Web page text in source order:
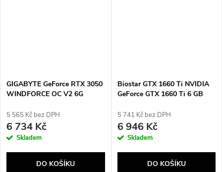
GIGABYTE GeForce RTX 3050
WINDFORCE OC V2 6G
5 565 Kč bez DPH
6 734 Kč
Skladem
DO KOŠÍKU
Biostar GTX 1660 Ti NVIDIA
GeForce GTX 1660 Ti 6 GB
5 741 Kč bez DPH
6 946 Kč
Skladem
DO KOŠÍKU